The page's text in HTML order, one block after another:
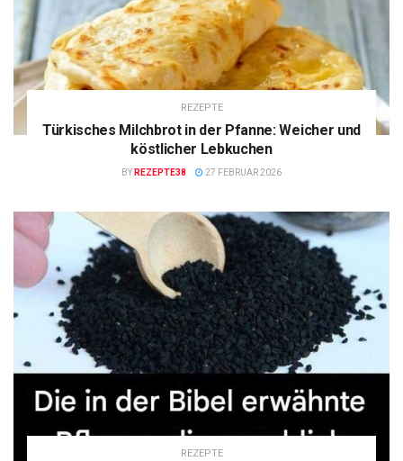
REZEPTE
Türkisches Milchbrot in der Pfanne: Weicher und
köstlicher Lebkuchen
BY REZEPTE38 27 FEBRUAR 2026
REZEPTE